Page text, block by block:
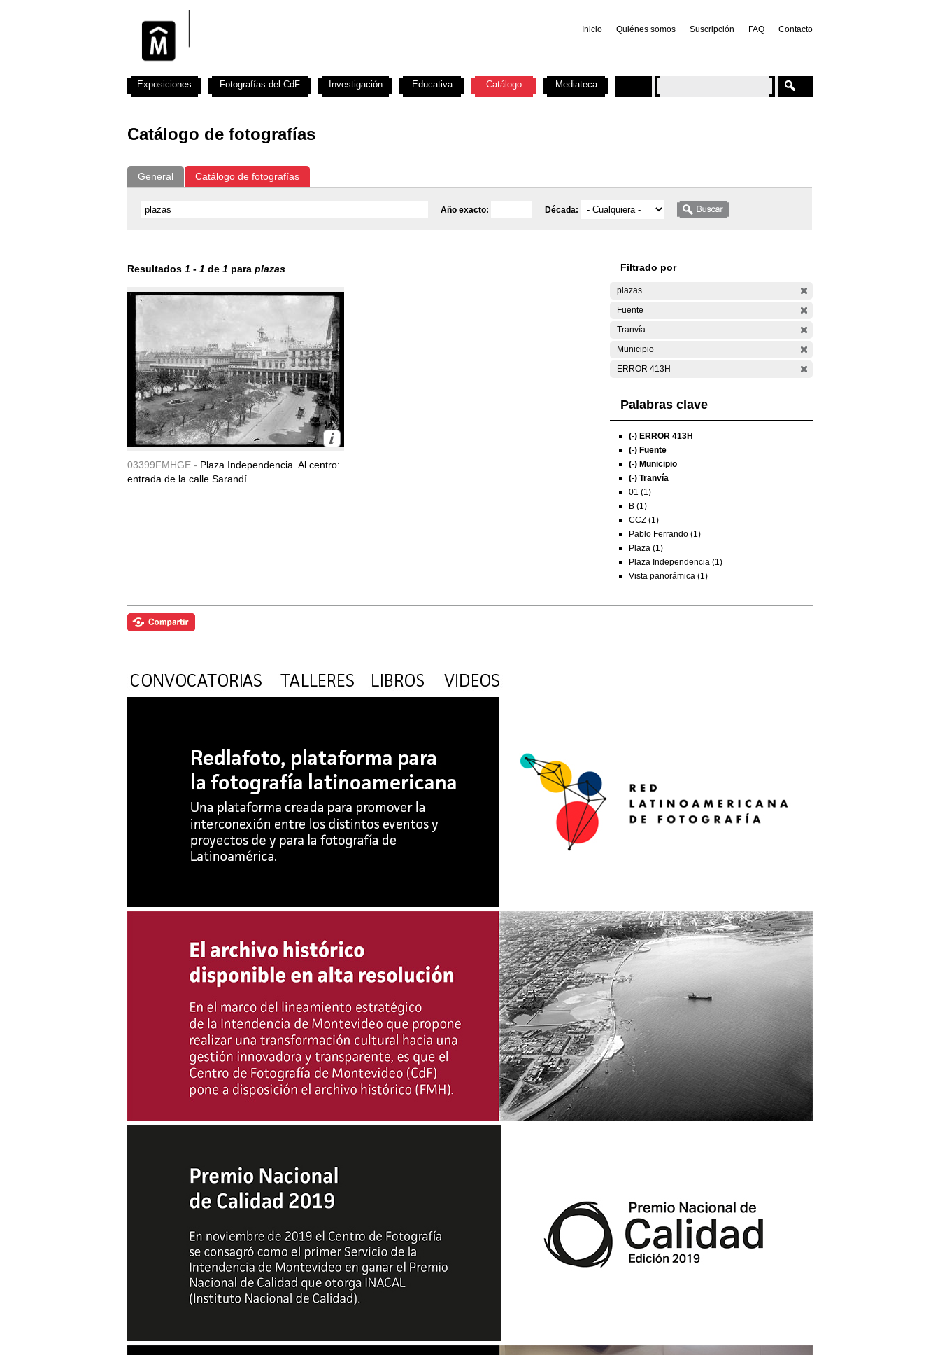
Inicio Quiénes somos Suscripción FAQ Contacto
Catálogo de fotografías
General Catálogo de fotografías
Año exacto: Década:
Resultados 1 - 1 de 1 para plazas
03399FMHGE - Plaza Independencia. Al centro:
entrada de la calle Sarandí.
Filtrado por
plazas
Fuente
Tranvía
Municipio
ERROR 413H
Palabras clave
(-) ERROR 413H
(-) Fuente
(-) Municipio
(-) Tranvía
01 (1)
B (1)
CCZ (1)
Pablo Ferrando (1)
Plaza (1)
Plaza Independencia (1)
Vista panorámica (1)
Exposiciones Fotografías del CdF Investigación Educativa Catálogo Mediateca